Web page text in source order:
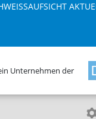
Unternehmen der